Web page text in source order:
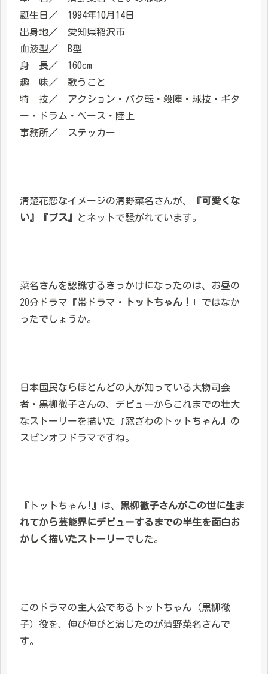
誕生日／ 1994年10月14日
出身地／ 愛知県稲沢市
血液型／ B型
身 長／ 160cm
趣 味／ 歌うこと
特 技／ アクション・バク転・殺陣・球技・ギタ
ー・ドラム・ベース・陸上
事務所／ ステッカー
清楚花恋なイメージの清野菜名さんが、
『可愛くな
い』『ブス』
とネットで騒がれています。
菜名さんを認識するきっかけになったのは、お昼の
20分ドラマ『帯ドラマ・
トットちゃん！ 』ではなか
ったでしょうか。
日本国民ならほとんどの人が知っている大物司会
者・黒柳徹子さんの、デビューからこれまでの壮大
なストーリーを描いた『窓ぎわのトットちゃん』の
スピンオフドラマですね。
『トットちゃん!』は、 黒柳徹子さんがこの世に生ま
れてから芸能界にデビューするまでの半生を面白お
かしく描いたストーリーでした。
このドラマの主人公であるトットちゃん（黒柳徹
子）役を、伸び伸びと演じたのが清野菜名さんで
す。